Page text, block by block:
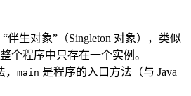
伴生对象”（Singleton 对象），类似
个程序中只存在一个实例。
main 是程序的入口方法（与 Java